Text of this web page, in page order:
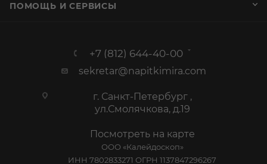
ПОМОЩЬ И СЕРВИСЫ
+7 (812) 644-40-00
sekretar@napitkimira.com
г. Санкт-Петербург ,
ул.Смолячкова, д.19
Посмотреть на карте
ООО «Калейдоскоп»
ИНН 7802833271 ОГРН 1137847296267